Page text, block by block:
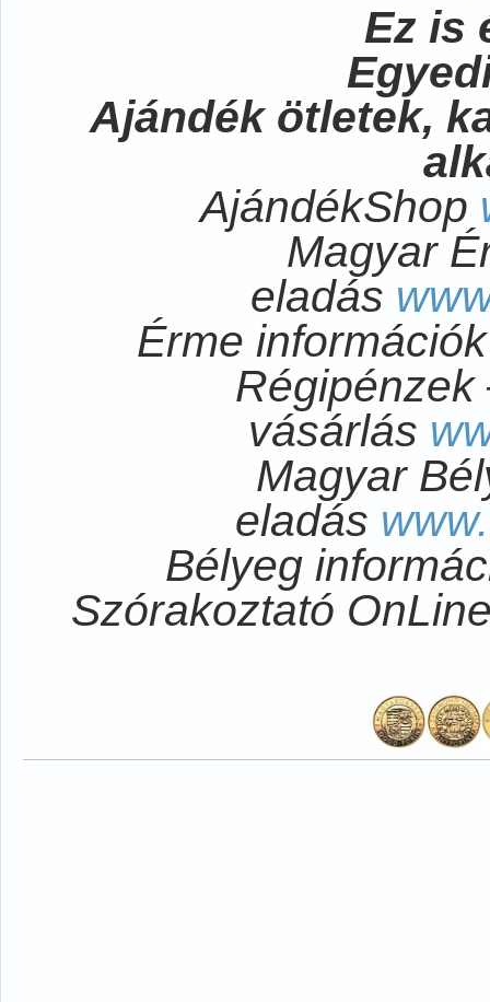
Ez is
Ajándék ötletek,
AjándékShop
Magyar
eladás
Érme
Régipénzek
vásárlás
Magyar
eladás
Bélyeg
Szórakoztató